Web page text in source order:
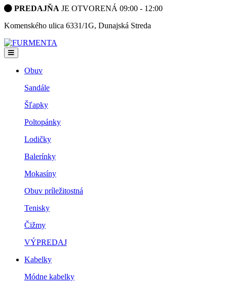
PREDAJŇA JE OTVORENÁ 09:00 - 12:00
Komenského ulica 6331/1G, Dunajská Streda
Obuv
Sandále
Šľapky
Poltopánky
Lodičky
Balerínky
Mokasíny
Obuv príležitostná
Tenisky
Čižmy
VÝPREDAJ
Kabelky
Módne kabelky